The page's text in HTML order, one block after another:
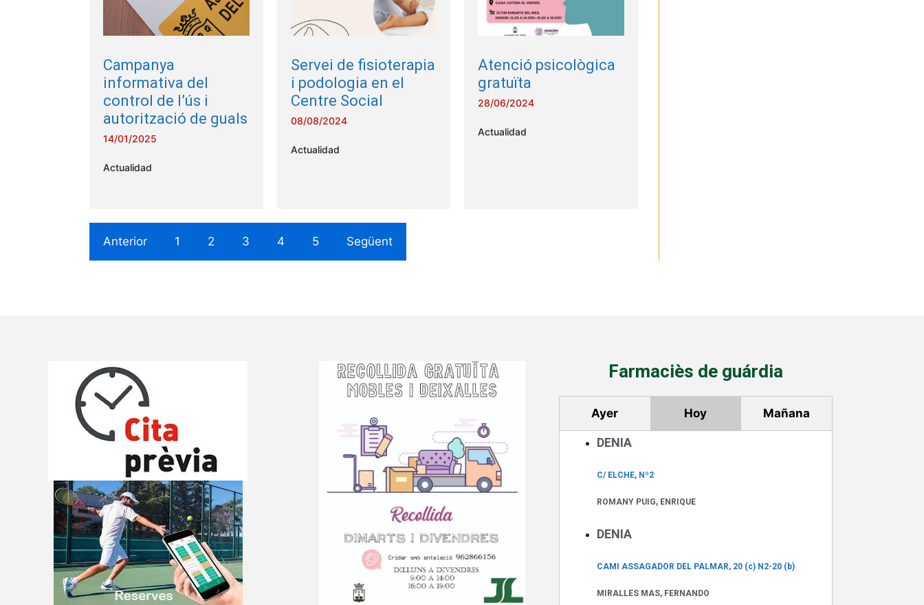
Campanya
informativa del
control de l’ús i
autorització de guals
14/01/2025
Actualidad
Servei de fisioterapia
i podologia en el
Centre Social
08/08/2024
Actualidad
Atenció psicològica
gratuïta
28/06/2024
Actualidad
Anterior 1 2 3 4 5 Següent
Farmaciès de guárdia
Ayer Hoy Mañana
DENIA
C/ ELCHE, Nº2
ROMANY PUIG, ENRIQUE
DENIA
CAMI ASSAGADOR DEL PALMAR, 20 (c) N2-20 (b)
MIRALLES MAS, FERNANDO